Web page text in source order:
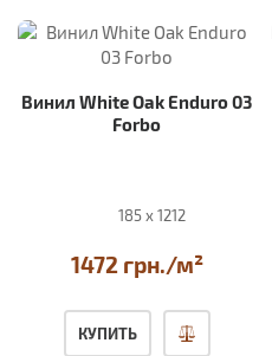
Винил White Oak Enduro 03
Forbo
185 x 1212
1472 грн./м²
КУПИТЬ